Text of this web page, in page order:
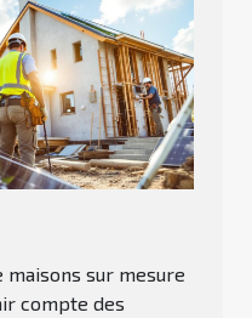
sur mesure
compte des